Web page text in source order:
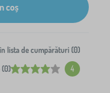
coș
(0) 4
lista de cumpărături (0)